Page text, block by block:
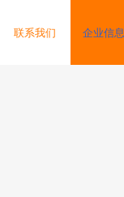
联系我们 企业信息